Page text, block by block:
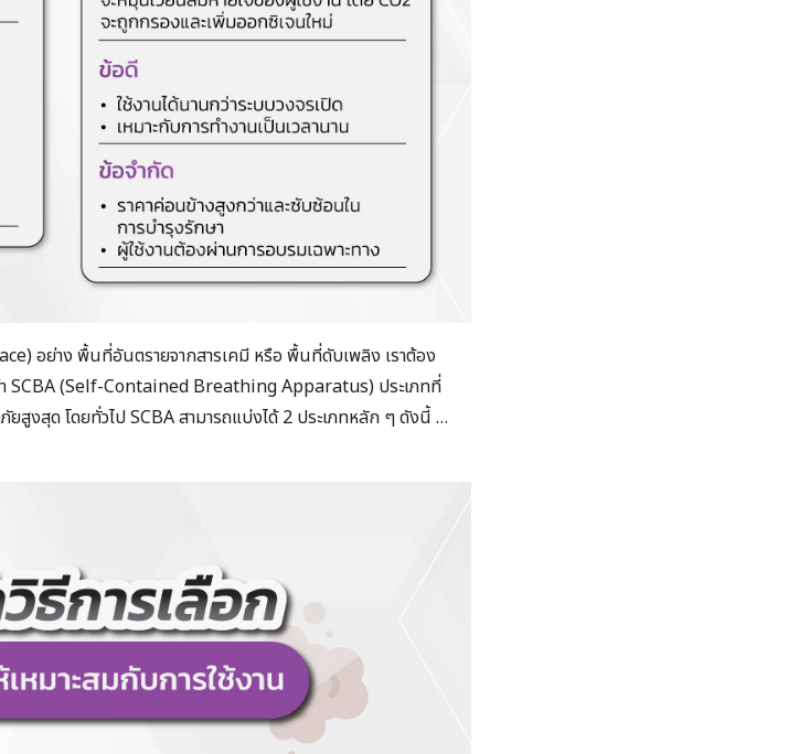
อย่าง พื้นที่อันตรายจากสารเคมี หรือ พื้นที่ดับเพลิง เราต้อง
SCBA (Self-Contained Breathing Apparatus) ประเภทที่
สูงสุด โดยทั่วไป SCBA สามารถแบ่งได้ 2 ประเภทหลัก ๆ ดังนี้ …